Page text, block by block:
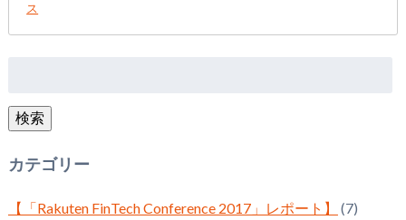
ス
検索
カテゴリー
【「Rakuten FinTech Conference 2017」レポート】
(7)